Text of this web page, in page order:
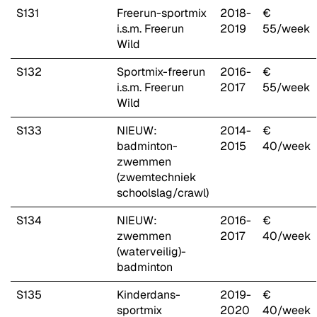
S131
Freerun-sportmix
i.s.m. Freerun
Wild
2018-
2019
€
55/week
S132
Sportmix-freerun
i.s.m. Freerun
Wild
2016-
2017
€
55/week
S133
NIEUW:
badminton-
zwemmen
(zwemtechniek
schoolslag/crawl)
2014-
2015
€
40/week
S134
NIEUW:
zwemmen
(waterveilig)-
badminton
2016-
2017
€
40/week
S135
Kinderdans-
sportmix
2019-
2020
€
40/week